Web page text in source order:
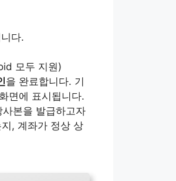
다.
모두 지원)
을 완료합니다. 기
면에 표시됩니다.
본을 발급하고자
, 계좌가 정상 상